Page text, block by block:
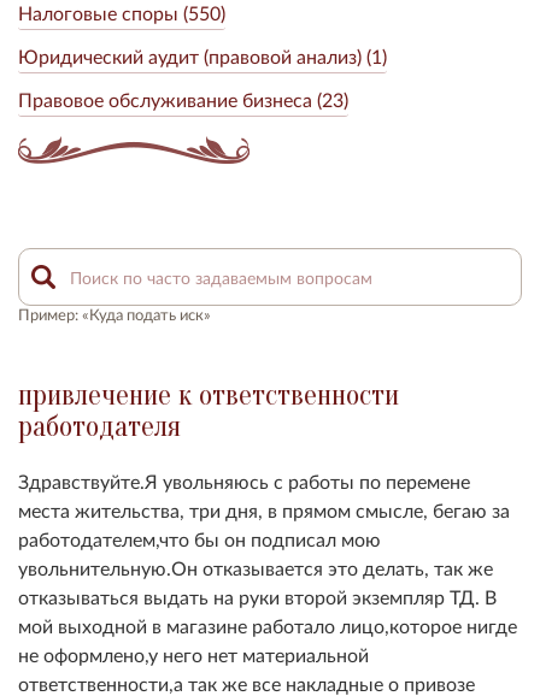
Налоговые споры (550)
Юридический аудит (правовой анализ) (1)
Правовое обслуживание бизнеса (23)
Пример: «Куда подать иск»
привлечение к ответственности
работодателя
Здравствуйте.Я увольняюсь с работы по перемене
места жительства, три дня, в прямом смысле, бегаю за
работодателем,что бы он подписал мою
увольнительную.Он отказывается это делать, так же
отказываться выдать на руки второй экземпляр ТД. В
мой выходной в магазине работало лицо,которое нигде
не оформлено,у него нет материальной
ответственности,а так же все накладные о привозе